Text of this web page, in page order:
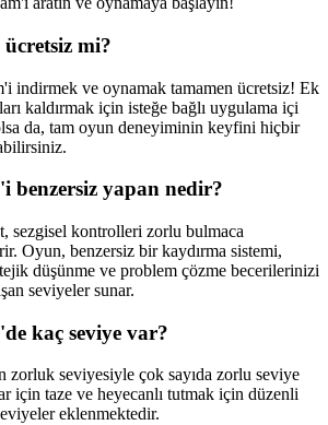
mi?
indirmek ve oynamak tamamen ücretsiz! Ek
kaldırmak için isteğe bağlı uygulama içi
da, tam oyun deneyiminin keyfini hiçbir
benzersiz yapan nedir?
sezgisel kontrolleri zorlu bulmaca
Oyun, benzersiz bir kaydırma sistemi,
düşünme ve problem çözme becerilerinizi
seviyeler sunar.
kaç seviye var?
zorluk seviyesiyle çok sayıda zorlu seviye
için taze ve heyecanlı tutmak için düzenli
eklenmektedir.